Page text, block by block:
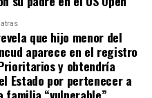
Aunque aún no tiene
Estados Unidos, donde
indicó que esperan
se logró reunir el dinero y,
que hijo menor del
aparece en el registro
y obtendría
Estado por pertenecer a